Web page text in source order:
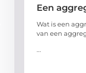
Een
Wat is een
van een
...